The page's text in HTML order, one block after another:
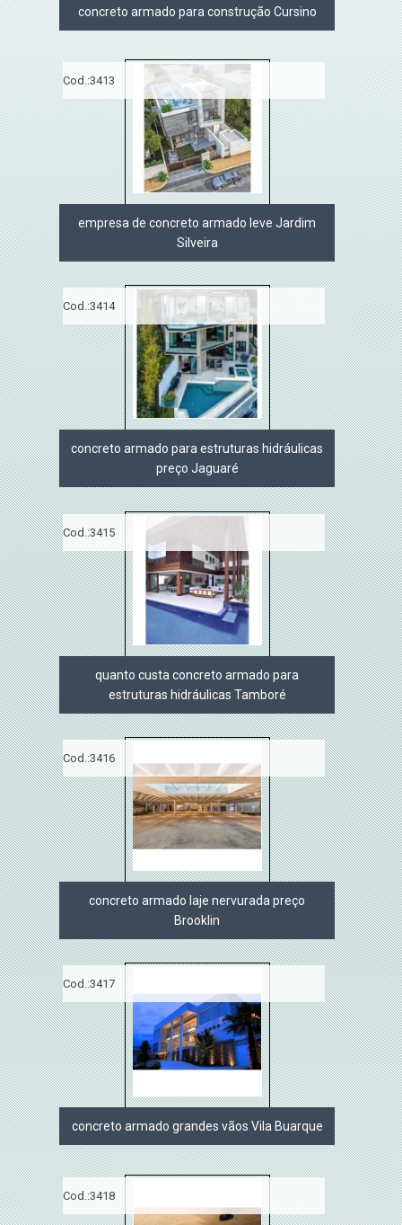
concreto armado para construção Cursino
Cod.:3413
empresa de concreto armado leve Jardim
Silveira
Cod.:3414
concreto armado para estruturas hidráulicas
preço Jaguaré
Cod.:3415
quanto custa concreto armado para
estruturas hidráulicas Tamboré
Cod.:3416
concreto armado laje nervurada preço
Brooklin
Cod.:3417
concreto armado grandes vãos Vila Buarque
Cod.:3418